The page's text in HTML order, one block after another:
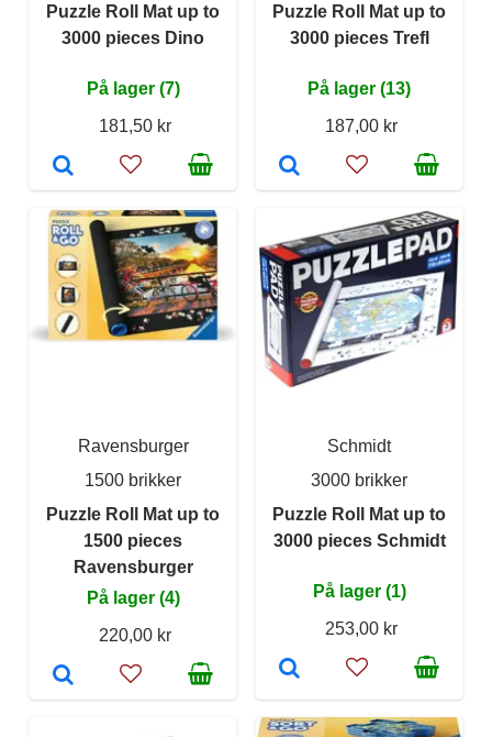
Puzzle Roll Mat up to
3000 pieces Dino
På lager (7)
181,50 kr
Puzzle Roll Mat up to
3000 pieces Trefl
På lager (13)
187,00 kr
Ravensburger
1500 brikker
Puzzle Roll Mat up to
1500 pieces
Ravensburger
På lager (4)
220,00 kr
Schmidt
3000 brikker
Puzzle Roll Mat up to
3000 pieces Schmidt
På lager (1)
253,00 kr